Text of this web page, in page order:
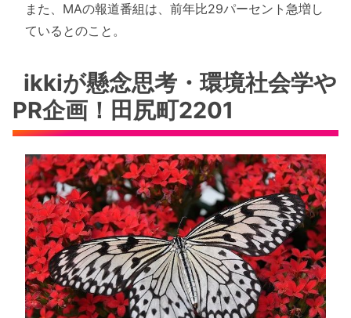
また、MAの報道番組は、前年比29パーセント急増し
ているとのこと。
ikkiが懸念思考・環境社会学や
PR企画！田尻町2201